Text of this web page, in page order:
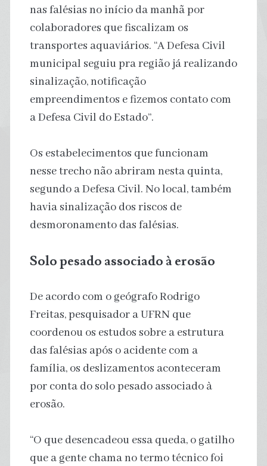
nas falésias no início da manhã por
colaboradores que fiscalizam os
transportes aquaviários. “A Defesa Civil
municipal seguiu pra região já realizando
sinalização, notificação
empreendimentos e fizemos contato com
a Defesa Civil do Estado”.
Os estabelecimentos que funcionam
nesse trecho não abriram nesta quinta,
segundo a Defesa Civil. No local, também
havia sinalização dos riscos de
desmoronamento das falésias.
Solo pesado associado à erosão
De acordo com o geógrafo Rodrigo
Freitas, pesquisador a UFRN que
coordenou os estudos sobre a estrutura
das falésias após o acidente com a
família, os deslizamentos aconteceram
por conta do solo pesado associado à
erosão.
“O que desencadeou essa queda, o gatilho
que a gente chama no termo técnico foi